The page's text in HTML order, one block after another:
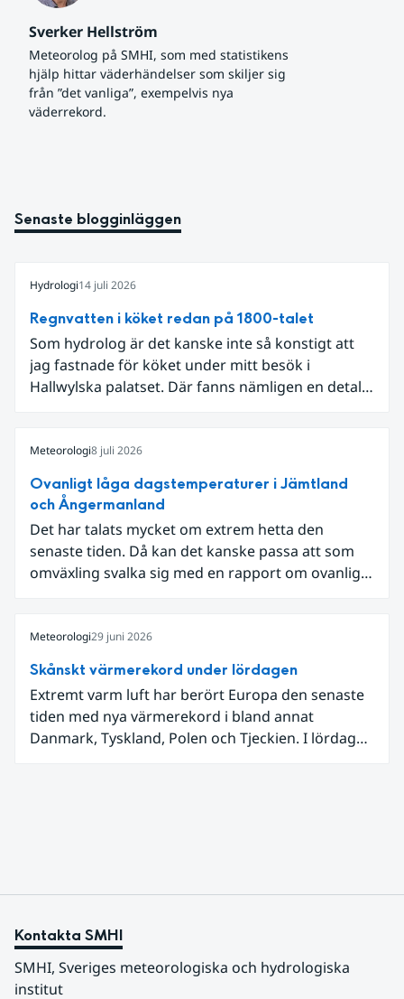
Sverker Hellström
Meteorolog på SMHI, som med statistikens
hjälp hittar väderhändelser som skiljer sig
från ”det vanliga”, exempelvis nya
väderrekord.
Senaste blogginläggen
Hydrologi14 juli 2026
Regnvatten i köket redan på 1800-talet
Som hydrolog är det kanske inte så konstigt att
jag fastnade för köket under mitt besök i
Hallwylska palatset. Där fanns nämligen en detalj
Meteorologi8 juli 2026
Ovanligt låga dagstemperaturer i Jämtland
och Ångermanland
Det har talats mycket om extrem hetta den
senaste tiden. Då kan det kanske passa att som
omväxling svalka sig med en rapport om ovanligt
Meteorologi29 juni 2026
Skånskt värmerekord under lördagen
Extremt varm luft har berört Europa den senaste
tiden med nya värmerekord i bland annat
Danmark, Tyskland, Polen och Tjeckien. I lördags
Kontakta SMHI
SMHI, Sveriges meteorologiska och hydrologiska
institut